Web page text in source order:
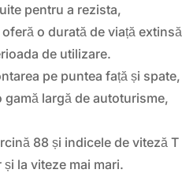
pentru a rezista,
oferă o durată de viață extinsă
de utilizare.
pe puntea față și spate,
largă de autoturisme,
88 și indicele de viteză T
la viteze mai mari.